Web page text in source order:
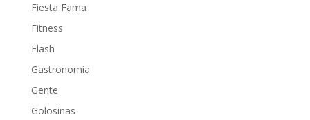
Fiesta Fama
Fitness
Flash
Gastronomía
Gente
Golosinas